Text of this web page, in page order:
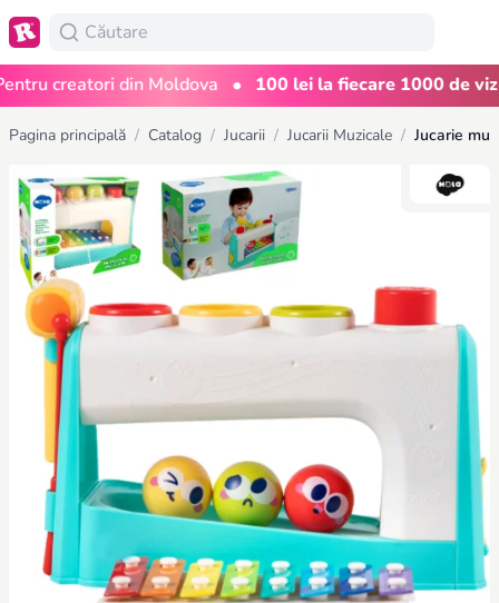
creatori din Moldova • 100 lei la fiecare 1000 de
Pagina principală / Catalog / Jucarii / Jucarii Muzicale /